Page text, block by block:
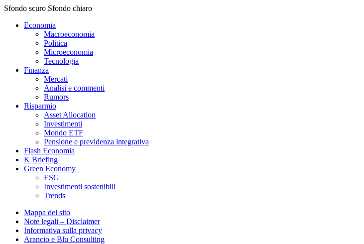
Sfondo scuro Sfondo chiaro
Economia
Macroeconomia
Politica
Microeconomia
Tecnologia
Finanza
Mercati
Analisi e commenti
Rumors
Risparmio
Asset Allocation
Investimenti
Mondo ETF
Pensione e previdenza integrativa
Flash Economia
K Briefing
Green Economy
ESG
Investimenti sostenibili
Trends
Mappa del sito
Note legali – Disclaimer
Informativa sulla privacy
Arancio e Blu Consulting